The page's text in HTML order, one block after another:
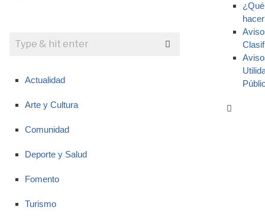
¿Qué
Actualidad
Arte y Cultura
Comunidad
Deporte y Salud
Fomento
Turismo